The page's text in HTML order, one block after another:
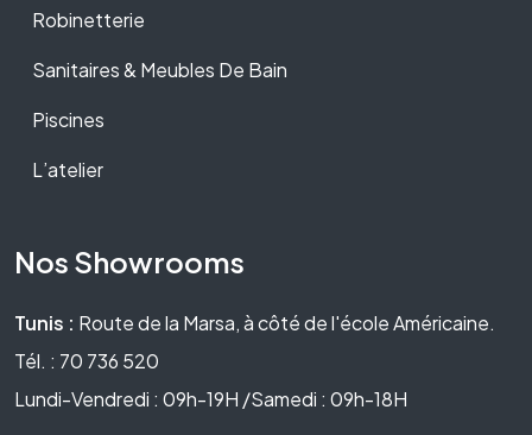
Robinetterie
Sanitaires & Meubles De Bain
Piscines
L’atelier
Nos Showrooms
Tunis : Route de la Marsa, à côté de l'école Américaine.
Tél. : 70 736 520
Lundi-Vendredi : 09h-19H /Samedi : 09h-18H